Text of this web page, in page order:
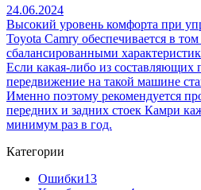
24.06.2024
Высокий уровень комфорта при
Toyota Camry обеспечивается в
сбалансированными
Если какая-либо из составляющих
передвижение на такой машине
Именно поэтому рекомендуется
передних и задних стоек Камри
минимум раз в год.
Категории
Ошибки13